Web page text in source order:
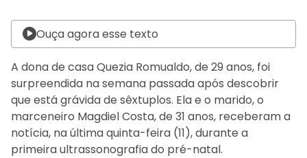
Ouça agora esse texto
A dona de casa Quezia Romualdo, de 29 anos, foi
surpreendida na semana passada após descobrir
que está grávida de sêxtuplos. Ela e o marido, o
marceneiro Magdiel Costa, de 31 anos, receberam a
notícia, na última quinta-feira (11), durante a
primeira ultrassonografia do pré-natal.